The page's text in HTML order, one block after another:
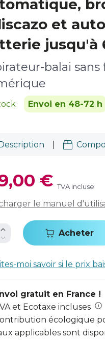
et
jusqu'à
balai
Envoi en 48-72 h
€ TVA incluse
le manuel
Acheter
moi savoir si le prix
gratuit en France !
et Ecotaxe incluses
écologique
applicables sont